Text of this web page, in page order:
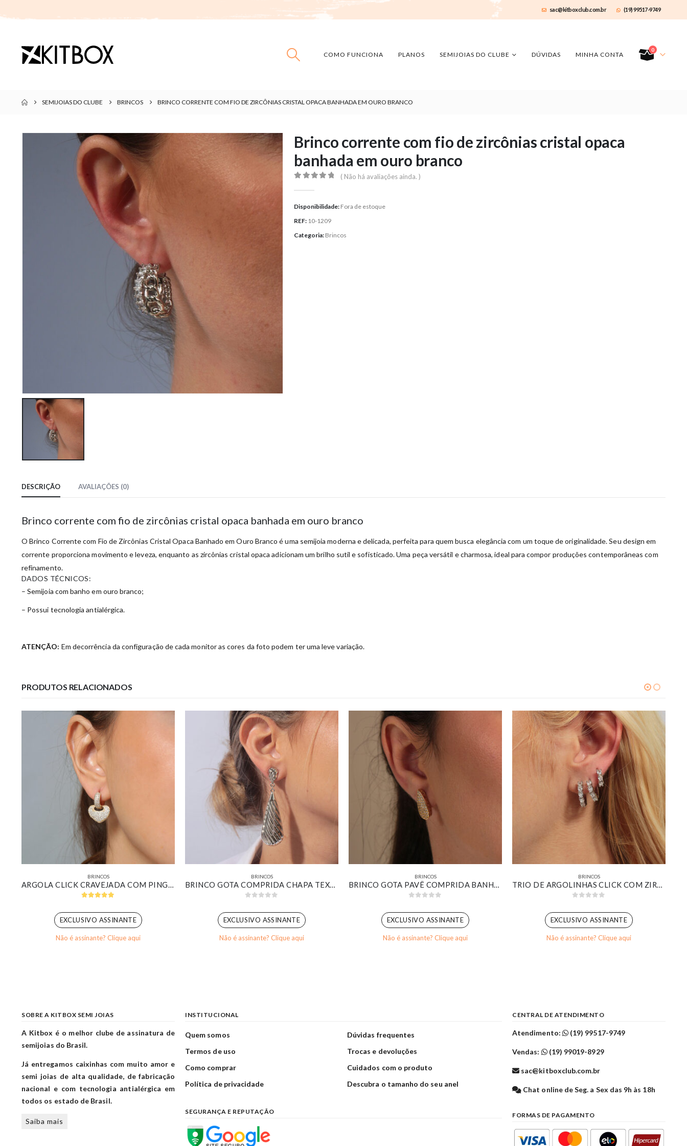
sac@kitboxclub.com.br (19) 99517-9749
COMO FUNCIONA PLANOS SEMIJOIAS DO CLUBE DÚVIDAS MINHA CONTA
0
SEMIJOIAS DO CLUBE BRINCOS BRINCO CORRENTE COM FIO DE ZIRCÔNIAS CRISTAL OPACA BANHADA EM OURO BRANCO
Brinco corrente com fio de zircônias cristal opaca
banhada em ouro branco
( Não há avaliações ainda. )
Disponibilidade: Fora de estoque
REF: 10-1209
Categoria: Brincos
DESCRIÇÃO AVALIAÇÕES (0)
Brinco corrente com fio de zircônias cristal opaca banhada em ouro branco
O Brinco Corrente com Fio de Zircônias Cristal Opaca Banhado em Ouro Branco é uma semijoia moderna e delicada, perfeita para quem busca elegância com um toque de originalidade. Seu design em
corrente proporciona movimento e leveza, enquanto as zircônias cristal opaca adicionam um brilho sutil e sofisticado. Uma peça versátil e charmosa, ideal para compor produções contemporâneas com
refinamento.
DADOS TÉCNICOS:
– Semijoia com banho em ouro branco;
– Possui tecnologia antialérgica.
ATENÇÃO: Em decorrência da configuração de cada monitor as cores da foto podem ter uma leve variação.
PRODUTOS RELACIONADOS
BRINCOS
ARGOLA CLICK CRAVEJADA COM PINGENTE DE CORAÇÃO CRAVEJADO BANHADO EM OURO 18K
EXCLUSIVO ASSINANTE
Não é assinante? Clique aqui
BRINCOS
BRINCO GOTA COMPRIDA CHAPA TEXTURIZADA BANHADO EM OURO BRANCO
EXCLUSIVO ASSINANTE
Não é assinante? Clique aqui
BRINCOS
BRINCO GOTA PAVÊ COMPRIDA BANHADO EM OURO 18K
EXCLUSIVO ASSINANTE
Não é assinante? Clique aqui
BRINCOS
TRIO DE ARGOLINHAS CLICK COM ZIRCÔNIAS CRISTAL BANHADO EM OURO BRANCO
EXCLUSIVO ASSINANTE
Não é assinante? Clique aqui
SOBRE A KITBOX SEMI JOIAS
A Kitbox é o melhor clube de assinatura de
semijoias do Brasil.
Já entregamos caixinhas com muito amor e
semi joias de alta qualidade, de fabricação
nacional e com tecnologia antialérgica em
todos os estado de Brasil.
Saiba mais
INSTITUCIONAL
Quem somos
Termos de uso
Como comprar
Política de privacidade
Dúvidas frequentes
Trocas e devoluções
Cuidados com o produto
Descubra o tamanho do seu anel
SEGURANÇA E REPUTAÇÃO
CENTRAL DE ATENDIMENTO
Atendimento: (19) 99517-9749
Vendas: (19) 99019-8929
sac@kitboxclub.com.br
Chat online de Seg. a Sex das 9h às 18h
FORMAS DE PAGAMENTO